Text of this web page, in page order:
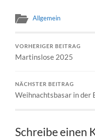
Allgemein
VORHERIGER BEITRAG
Martinslose 2025
NÄCHSTER BEITRAG
Weihnachtsbasar in der
Schreibe einen